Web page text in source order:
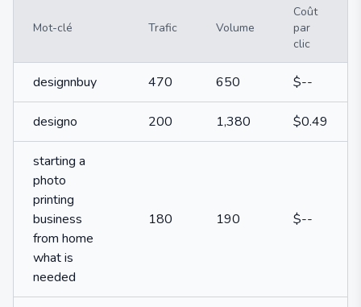
Mot-clé Trafic Volume
Coût
par
clic
designnbuy 470 650 $--
designo 200 1,380 $0.49
starting a
photo
printing
business
from home
what is
needed
180 190 $--